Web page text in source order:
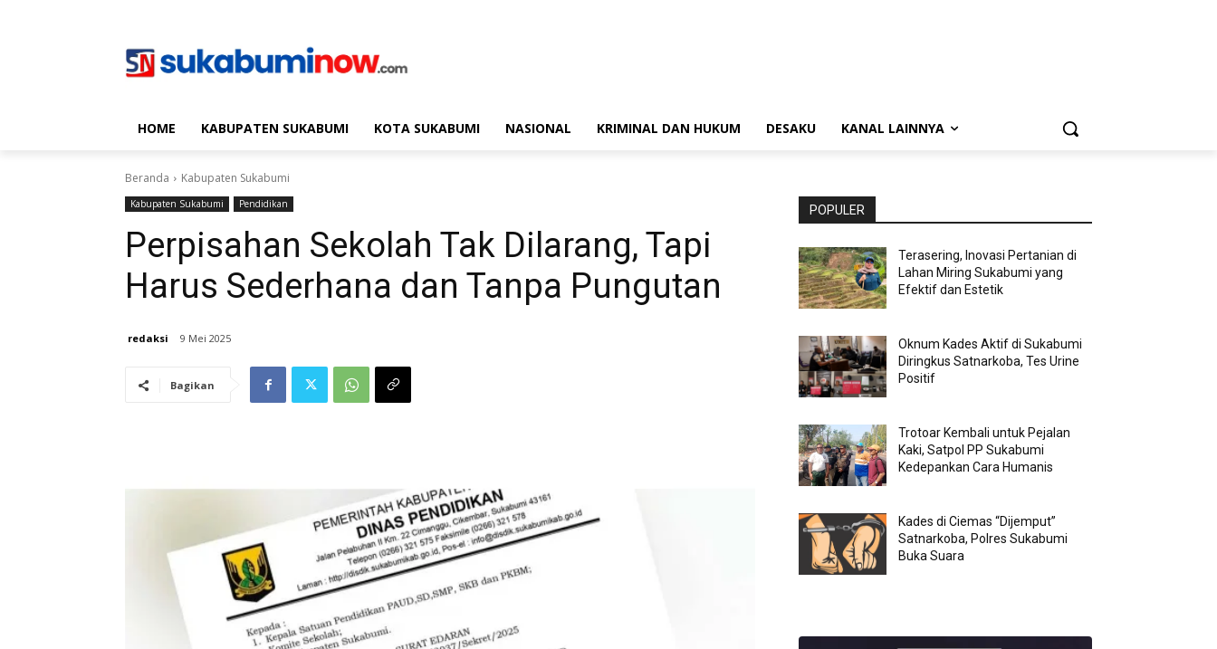
HOME KABUPATEN SUKABUMI KOTA SUKABUMI NASIONAL KRIMINAL DAN HUKUM DESAKU KANAL LAINNYA
Beranda Kabupaten Sukabumi
Kabupaten Sukabumi Pendidikan
Perpisahan Sekolah Tak Dilarang, Tapi
Harus Sederhana dan Tanpa Pungutan
redaksi 9 Mei 2025
Bagikan
POPULER
Terasering, Inovasi Pertanian di
Lahan Miring Sukabumi yang
Efektif dan Estetik
Oknum Kades Aktif di Sukabumi
Diringkus Satnarkoba, Tes Urine
Positif
Trotoar Kembali untuk Pejalan
Kaki, Satpol PP Sukabumi
Kedepankan Cara Humanis
Kades di Ciemas “Dijemput”
Satnarkoba, Polres Sukabumi
Buka Suara